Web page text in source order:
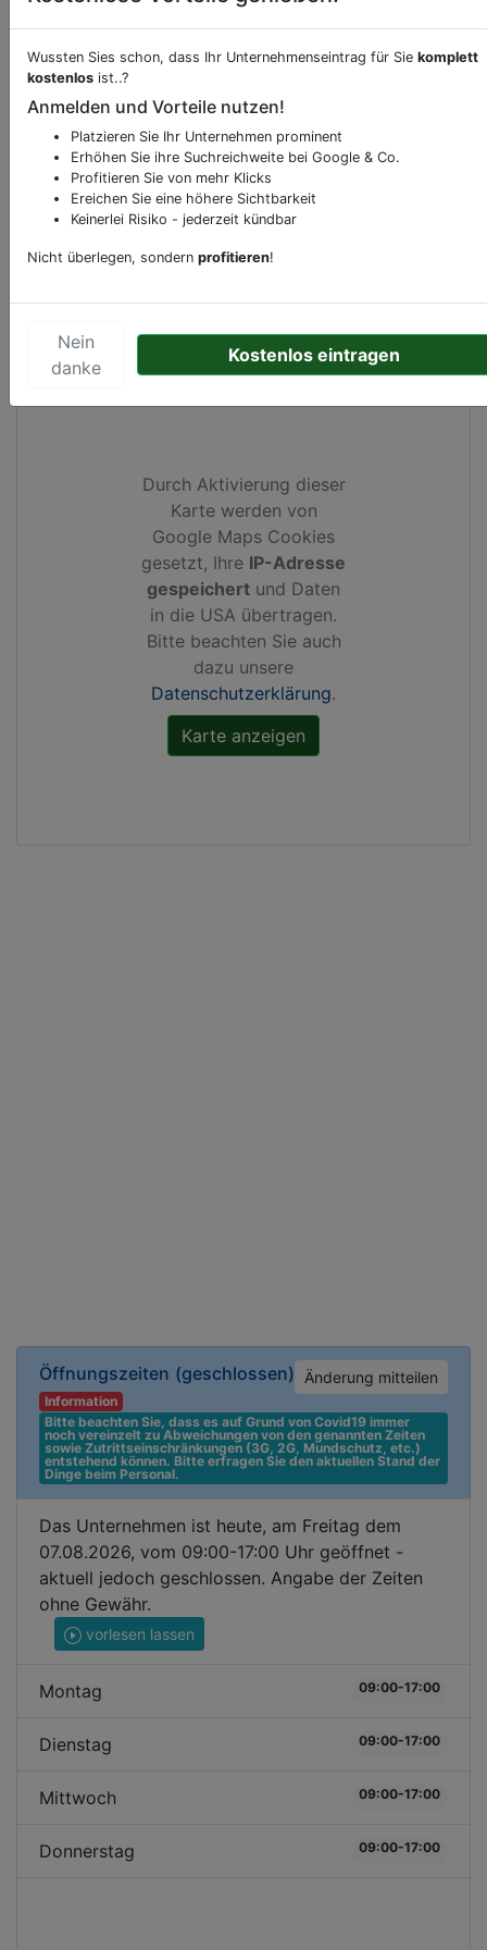
Öffnungszeiten (geschlossen) Änderung mitteilen
Information
Bitte beachten Sie, dass es auf Grund von Covid19 immer
noch vereinzelt zu Abweichungen von den genannten Zeiten
sowie Zutrittseinschränkungen (3G, 2G, Mundschutz, etc.)
entstehend können. Bitte erfragen Sie den aktuellen Stand der
Dinge beim Personal.
Das Unternehmen ist heute, am Freitag dem
07.08.2026, vom 09:00-17:00 Uhr geöffnet -
aktuell jedoch geschlossen. Angabe der Zeiten
ohne Gewähr.
vorlesen lassen
Montag 09:00-17:00
Dienstag 09:00-17:00
Mittwoch 09:00-17:00
Donnerstag 09:00-17:00
Beschreibung & Services von Tankstelle
Sie möchten eine Beschreibung, Dienstleistung
Klicken Sie bittehierum uns zu kontaktieren.
Gerne erweitern wir Ihren Firmeneintrag um
Sonderangebote odere besondere Services, die
Ihr Unternehmen anbietet und womit Sie sich von
Ihren Wettbewerbern abheben.
Kartenansicht Tramlaan 346inZaventem
Durch Aktivierung dieser
Karte werden von
Google Maps Cookies
gesetzt, Ihre IP-Adresse
gespeichert und Daten
in die USA übertragen.
Bitte beachten Sie auch
dazu unsere
Datenschutzerklärung.
Wussten Sies schon, dass Ihr Unternehmenseintrag für Sie komplett
kostenlos ist..?
Anmelden und Vorteile nutzen!
Platzieren Sie Ihr Unternehmen prominent
Erhöhen Sie ihre Suchreichweite bei Google & Co.
Profitieren Sie von mehr Klicks
Ereichen Sie eine höhere Sichtbarkeit
Keinerlei Risiko - jederzeit kündbar
Nicht überlegen, sondern profitieren!
Nein
danke
Kostenlos eintragen